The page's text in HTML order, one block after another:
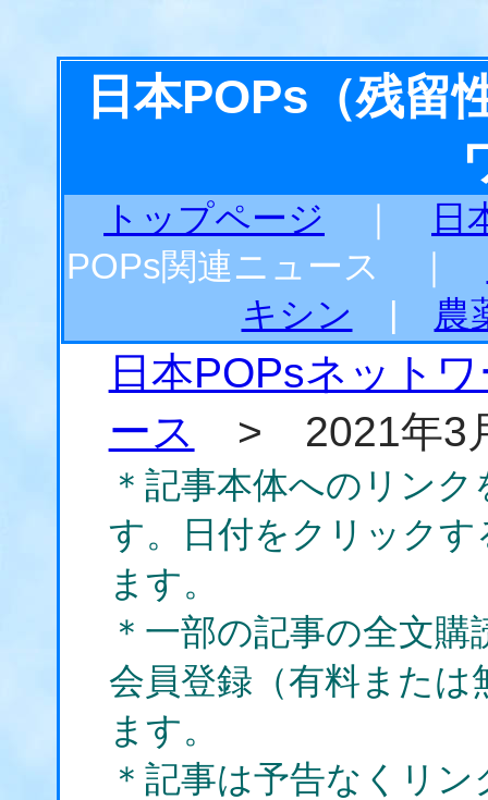
日本POPs（残留
トップページ
日
POPs関連ニュース ｜
キシン
農
日本POPsネット
ース
> 2021年3
＊記事本体へのリン
す。日付をクリック
ます。
＊一部の記事の全文
会員登録（有料また
ます。
＊記事は予告なくリ